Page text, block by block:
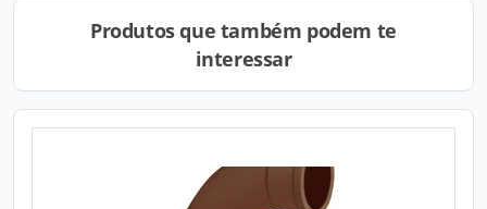
Produtos que também podem te
interessar